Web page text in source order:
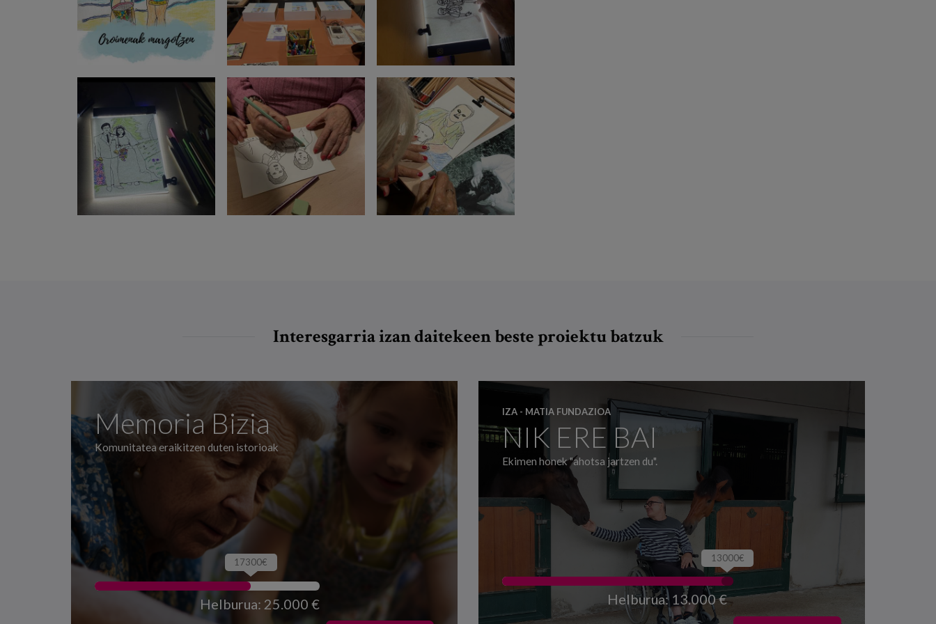
Interesgarria izan daitekeen beste proiektu batzuk
Memoria Bizia
Komunitatea eraikitzen duten istorioak
17300€
Helburua: 25.000 €
IZA - MATIA FUNDAZIOA
NIK ERE BAI
Ekimen honek "ahotsa jartzen du".
13000€
Helburua: 13.000 €